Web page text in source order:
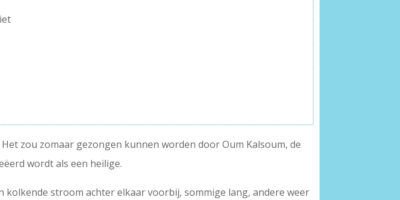
zou zomaar gezongen kunnen worden door Oum Kalsoum, de
wordt als een heilige.
stroom achter elkaar voorbij, sommige lang, andere weer